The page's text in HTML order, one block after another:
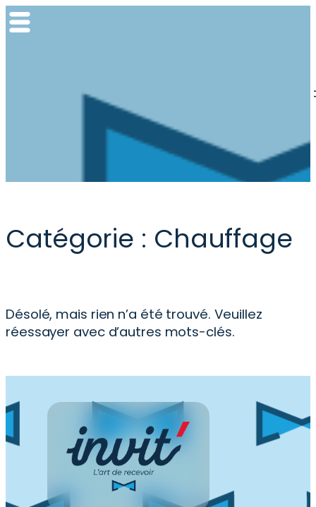
Aller
au
Catégorie : Chauffage
Désolé, mais rien n’a été trouvé. Veuillez
réessayer avec d’autres mots-clés.